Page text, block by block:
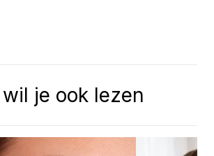
je ook lezen